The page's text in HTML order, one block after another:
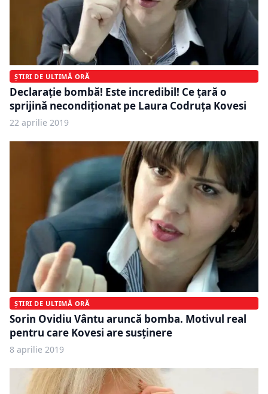
ȘTIRI DE ULTIMĂ ORĂ
Declarație bombă! Este incredibil! Ce țară o
sprijină necondiționat pe Laura Codruța Kovesi
22 aprilie 2019
ȘTIRI DE ULTIMĂ ORĂ
Sorin Ovidiu Vântu aruncă bomba. Motivul real
pentru care Kovesi are susținere
8 aprilie 2019